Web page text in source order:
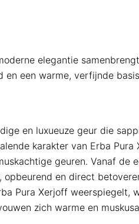
elegantie
een warme, verfijnde
en luxueuze geur die
karakter van Erba
geuren. Vanaf de
en direct
Pura Xerjoff weerspiegelt,
zich warme en